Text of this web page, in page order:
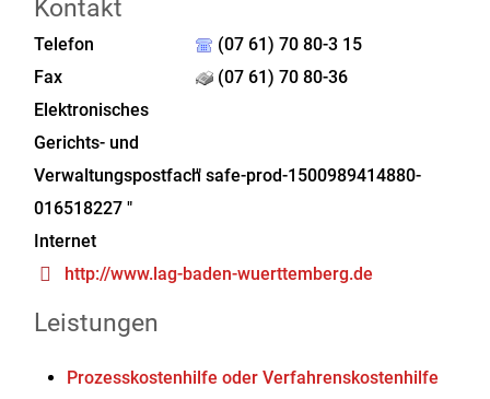
Kontakt
Telefon
(07 61) 70 80-3 15
Fax
(07 61) 70 80-36
Elektronisches
Gerichts- und
Verwaltungspostfach" safe-prod-1500989414880-
016518227 "
Internet
http://www.lag-baden-wuerttemberg.de
Leistungen
Prozesskostenhilfe oder Verfahrenskostenhilfe